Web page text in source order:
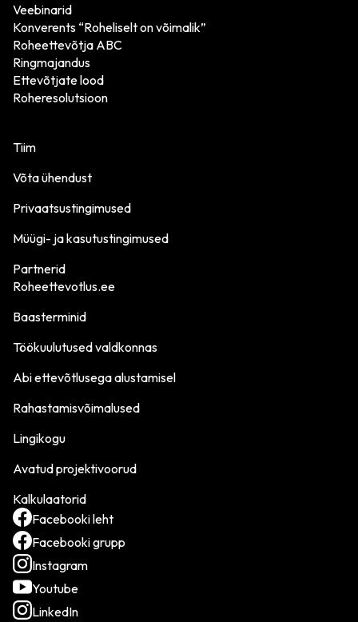
Veebinarid
Konverents “Roheliselt on võimalik”
Roheettevõtja ABC
Ringmajandus
Ettevõtjate lood
Roheresolutsioon
Tiim
Võta ühendust
Privaatsustingimused
Müügi- ja kasutustingimused
Partnerid
Roheettevotlus.ee
Baasterminid
Töökuulutused valdkonnas
Abi ettevõtlusega alustamisel
Rahastamisvõimalused
Lingikogu
Avatud projektivoorud
Kalkulaatorid
Facebooki leht
Facebooki grupp
Instagram
Youtube
LinkedIn